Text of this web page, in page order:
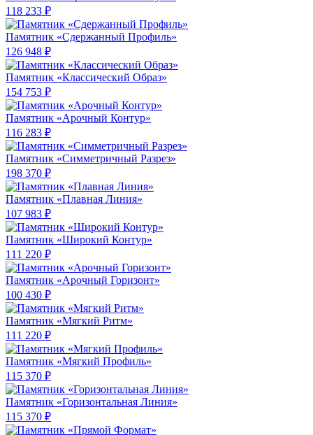
118 233 ₽
Памятник «Сдержанный Профиль»
126 948 ₽
Памятник «Классический Образ»
154 753 ₽
Памятник «Арочный Контур»
116 283 ₽
Памятник «Симметричный Разрез»
198 370 ₽
Памятник «Плавная Линия»
107 983 ₽
Памятник «Широкий Контур»
111 220 ₽
Памятник «Арочный Горизонт»
100 430 ₽
Памятник «Мягкий Ритм»
111 220 ₽
Памятник «Мягкий Профиль»
115 370 ₽
Памятник «Горизонтальная Линия»
115 370 ₽